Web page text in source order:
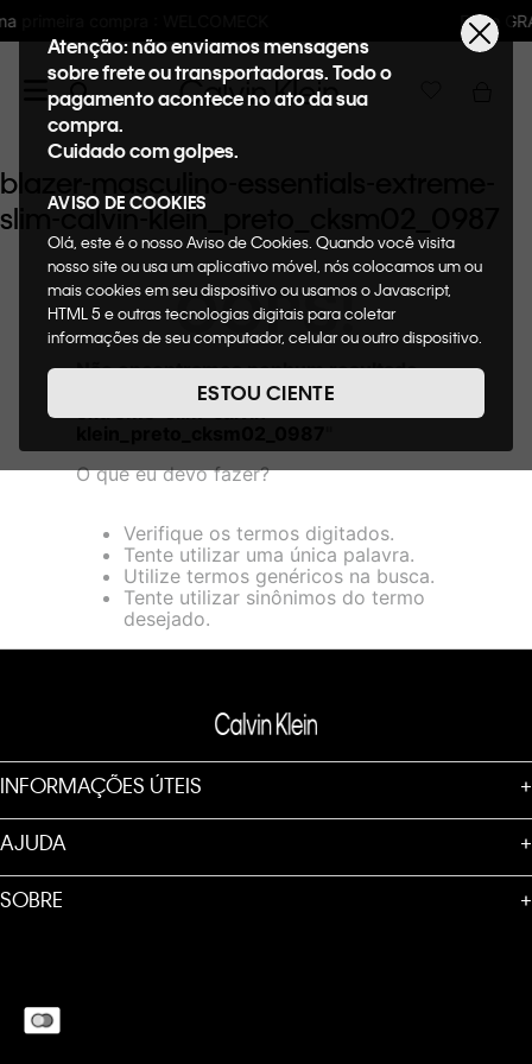
Frete GRÁTIS nas compras acima
Atenção: não enviamos mensagens
sobre frete ou transportadoras. Todo o
pagamento acontece no ato da sua
compra.
Cuidado com golpes.
AVISO DE COOKIES
Olá, este é o nosso Aviso de Cookies. Quando você visita
nosso site ou usa um aplicativo móvel, nós colocamos um ou
mais cookies em seu dispositivo ou usamos o Javascript,
HTML 5 e outras tecnologias digitais para coletar
informações de seu computador, celular ou outro dispositivo.
de cookies, informaremos quais cookies usaremos e quais
suas funções. A forma como processamos os dados
nosso Aviso de Privacidade. Quando você visita nosso site,
consideraremos isso como sua solicitação específica para
entre outros, a capacidade de comprar um item em nossa
loja virtual. Para maiores informações sobre o nosso aviso de
Cookies acesse o link.
ESTOU CIENTE
blazer-masculino-essentials-extreme-
slim-calvin-klein_preto_cksm02_0987
OOPS!
Não encontramos nenhum resultado
blazer-masculino-essentials-
extreme-slim-calvin-
O que eu devo fazer?
Verifique os termos digitados.
Tente utilizar uma única palavra.
Utilize termos genéricos na busca.
Tente utilizar sinônimos do termo
desejado.
INFORMAÇÕES ÚTEIS +
AJUDA +
SOBRE +